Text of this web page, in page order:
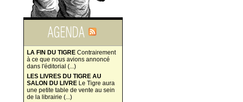
LA FIN DU TIGRE Contrairement
à ce que nous avions annoncé
dans l'éditorial (...)
LES LIVRES DU TIGRE AU
SALON DU LIVRE Le Tigre aura
une petite table de vente au sein
de la librairie (...)